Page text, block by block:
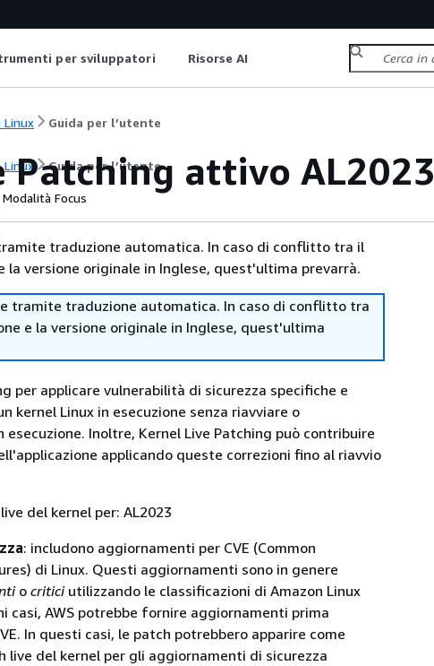
per sviluppatori Risorse AI
Linux Guida per l’utente
Linux Guida per l’utente
Patching attivo AL2023
Modalità Focus
traduzione automatica. In caso di conflitto tra il
la versione originale in Inglese, quest'ultima prevarrà.
tramite traduzione automatica. In caso di conflitto tra
e la versione originale in Inglese, quest'ultima
per applicare vulnerabilità di sicurezza specifiche e
kernel Linux in esecuzione senza riavviare o
Inoltre, Kernel Live Patching può contribuire
applicando queste correzioni fino al riavvio
del kernel per: AL2023
: includono aggiornamenti per CVE (Common
di Linux. Questi aggiornamenti sono in genere
o criticiutilizzando le classificazioni di Amazon Linux
casi, AWS potrebbe fornire aggiornamenti prima
In questi casi, le patch potrebbero apparire come
live del kernel per gli aggiornamenti di sicurezza